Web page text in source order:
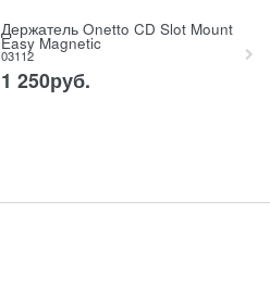
Держатель Onetto CD Slot Mount
Easy Magnetic
03112
1 250руб.